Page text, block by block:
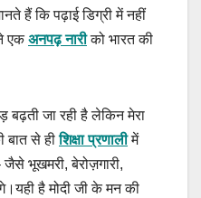
हैं कि पढ़ाई डिग्री में नहीं
एकअनपढ़ नारीको भारत की
जा रही है लेकिन मेरा
बात से हीशिक्षा प्रणालीमें
भूखमरी, बेरोज़गारी,
है मोदी जी के मन की